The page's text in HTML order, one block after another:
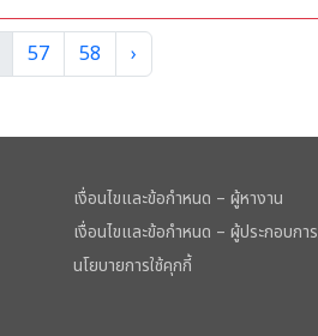
57 58 ›
เงื่อนไขและข้อกำหนด – ผู้หางาน
เงื่อนไขและข้อกำหนด – ผู้ประกอบการ
นโยบายการใช้คุกกี้